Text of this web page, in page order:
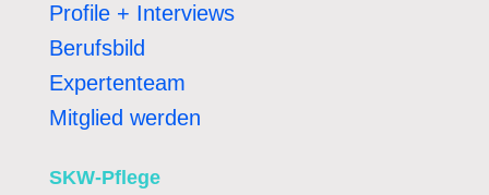
Profile + Interviews
Berufsbild
Expertenteam
Mitglied werden
SKW-Pflege